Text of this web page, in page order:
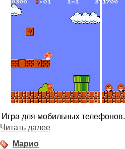
Игра для мобильных
Читать далее
Марио